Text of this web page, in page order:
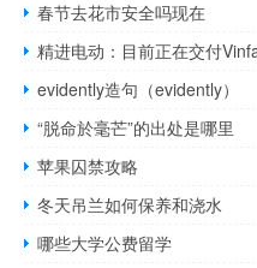
春节去花市安全吗现在
精进电动：目前正在交付
evidently造句（evidently）
“脱命於毫芒”的出处是哪里
苹果囚禁攻略
冬天吊兰如何保养和浇水
哪些大学公费留学